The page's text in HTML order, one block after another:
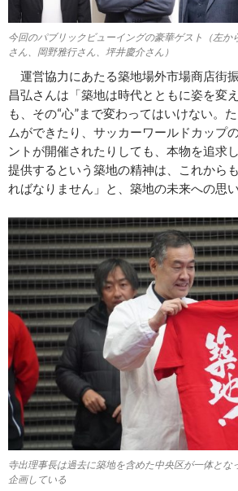
今回のパブリックビューイングの豪華ゲスト（左か
さん、岡野雅行さん、坪井慶介さん）
運営協力にあたる築地場外市場商店街
昌弘さんは「築地は時代とともに姿を変
も、その“心”まで変わってはいけない。
ムができたり、サッカーワールドカップ
ントが開催されたりしても、本物を追求
提供するという築地の精神は、これから
ればなりません」と、築地の未来への思
寺出理事長は過去に築地を含めた中央区が一体とな
企画している